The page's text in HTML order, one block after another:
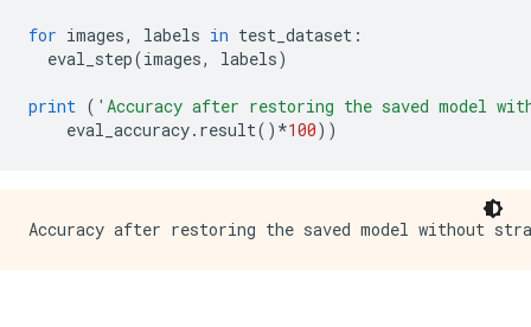
for images, labels in test_dataset :
eval_step(images, labels)
print ( 'Accuracy after restoring the saved model
eval_accuracy. result()*100))